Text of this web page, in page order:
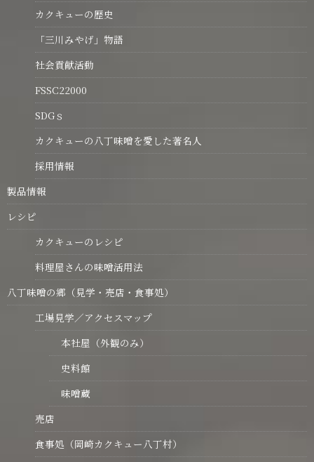
カクキューの歴史
「三川みやげ」物語
社会貢献活動
FSSC22000
SDGｓ
カクキューの八丁味噌を愛した著名人
採用情報
製品情報
レシピ
カクキューのレシピ
料理屋さんの味噌活用法
八丁味噌の郷（見学・売店・食事処）
工場見学／アクセスマップ
本社屋（外観のみ）
史料館
味噌蔵
売店
食事処（岡崎カクキュー八丁村）